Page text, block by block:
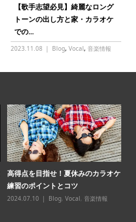
【歌手志望必見】綺麗なロング
トーンの出し方と家・カラオケ
での...
2023.11.08 Blog,Vocal,音楽情報
【習い事を探しているママ・パパ必
見】子供の習い事に歌を選ぶべ...
2024.05.25 Blog, Vocal, 音楽情報